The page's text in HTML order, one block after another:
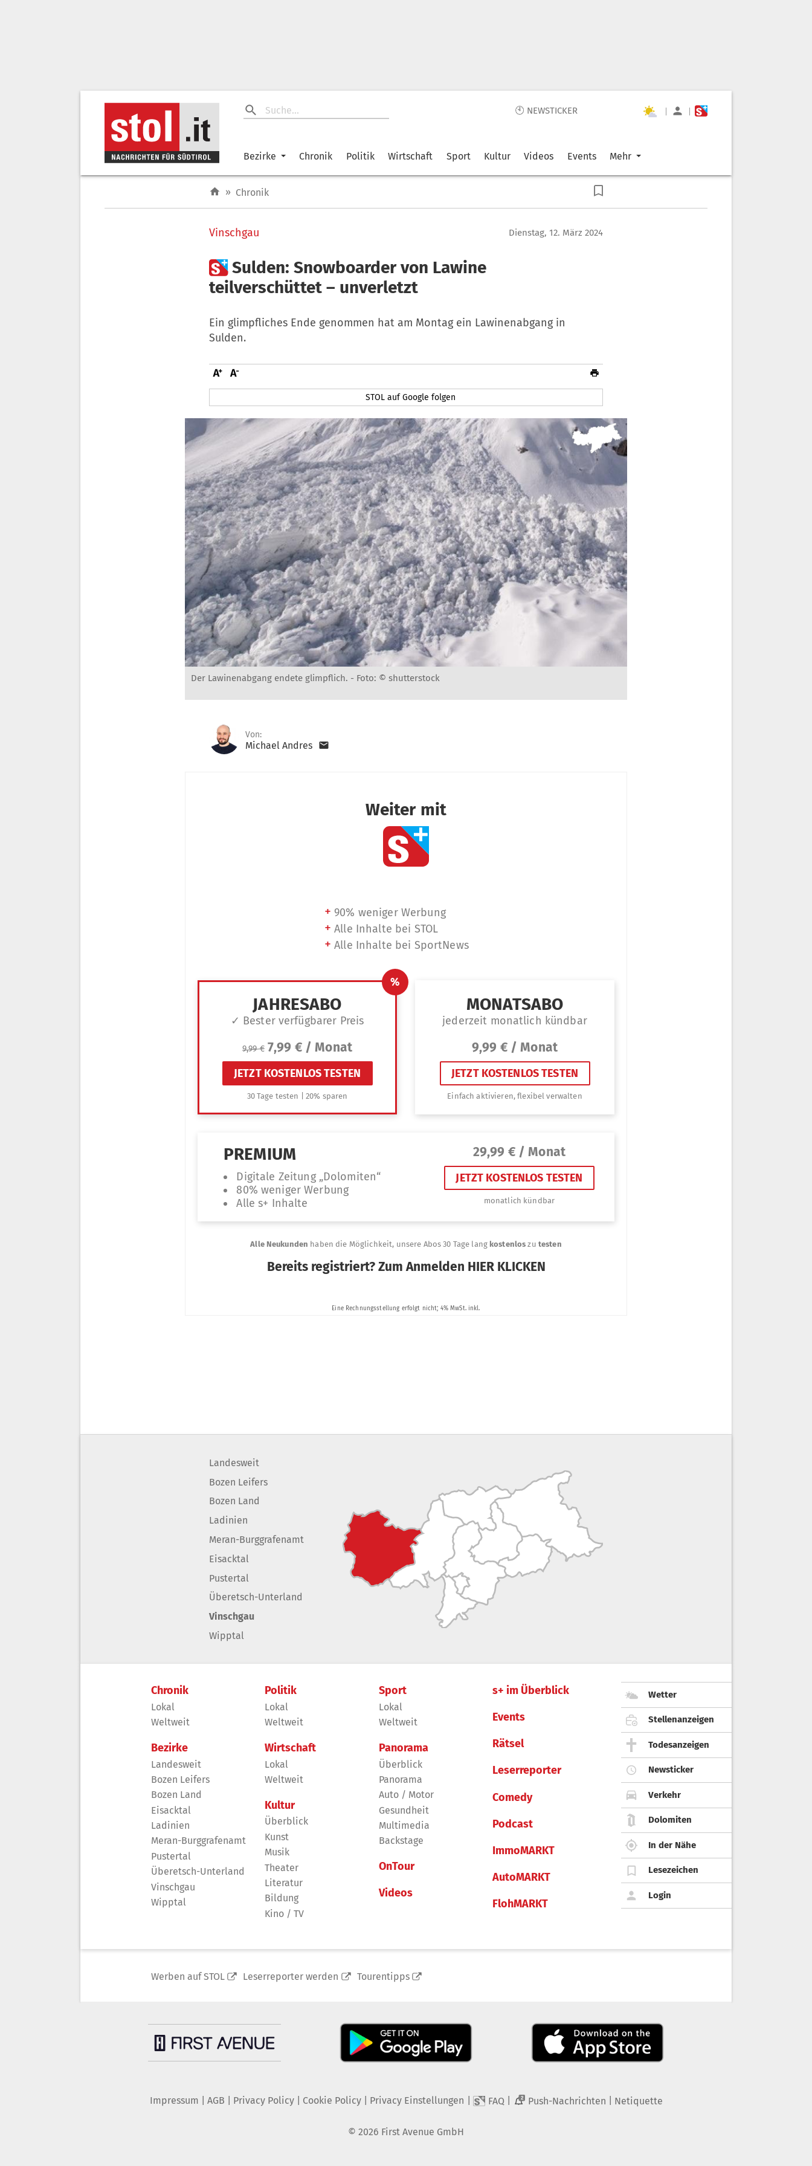
🕙 NEWSTICKER | |
Bezirke Chronik Politik Wirtschaft Sport Kultur Videos Events Mehr
» Chronik
Vinschgau Dienstag, 12. März 2024
Sulden: Snowboarder von Lawine
teilverschüttet – unverletzt
Ein glimpfliches Ende genommen hat am Montag ein Lawinenabgang in
Sulden.
STOL auf Google folgen
Der Lawinenabgang endete glimpflich. - Foto: © shutterstock
Von:
Michael Andres
Landesweit
Bozen Leifers
Bozen Land
Ladinien
Meran-Burggrafenamt
Eisacktal
Pustertal
Überetsch-Unterland
Vinschgau
Wipptal
Chronik
Lokal
Weltweit
Bezirke
Landesweit
Bozen Leifers
Bozen Land
Eisacktal
Ladinien
Meran-Burggrafenamt
Pustertal
Überetsch-Unterland
Vinschgau
Wipptal
Politik
Lokal
Weltweit
Wirtschaft
Lokal
Weltweit
Kultur
Überblick
Kunst
Musik
Theater
Literatur
Bildung
Kino / TV
Sport
Lokal
Weltweit
Panorama
Überblick
Panorama
Auto / Motor
Gesundheit
Multimedia
Backstage
OnTour
Videos
s+ im Überblick
Events
Rätsel
Leserreporter
Comedy
Podcast
ImmoMARKT
AutoMARKT
FlohMARKT
Wetter
Stellenanzeigen
Todesanzeigen
Newsticker
Verkehr
Dolomiten
In der Nähe
Lesezeichen
Login
Werben auf STOL Leserreporter werden Tourentipps
Impressum AGB Privacy Policy| Cookie Policy| Privacy Einstellungen FAQ 2 Push-Nachrichten Netiquette
© 2026 First Avenue GmbH